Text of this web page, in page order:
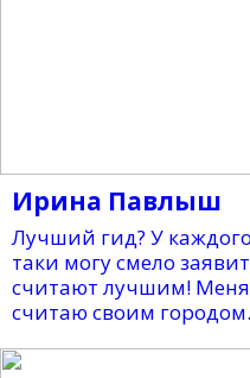
Ирина Павлыш
Лучший гид? У
таки могу смело
считают лучшим!
считаю своим